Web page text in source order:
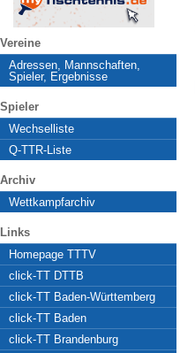
Vereine
Adressen, Mannschaften,
Spieler, Ergebnisse
Spieler
Wechselliste
Q-TTR-Liste
Archiv
Wettkampfarchiv
Links
Homepage TTTV
click-TT DTTB
click-TT Baden-Württemberg
click-TT Baden
click-TT Brandenburg